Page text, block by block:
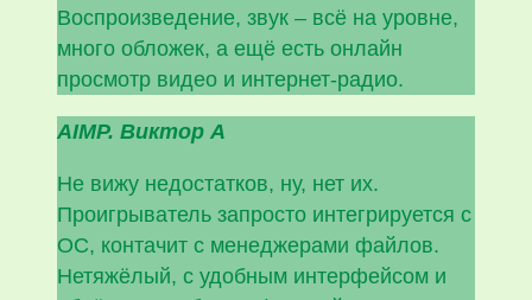
Воспроизведение, звук – всё на уровне,
много обложек, а ещё есть онлайн
просмотр видео и интернет-радио.
AIMP. Виктор А
Не вижу недостатков, ну, нет их.
Проигрыватель запросто интегрируется с
ОС, контачит с менеджерами файлов.
Нетяжёлый, с удобным интерфейсом и